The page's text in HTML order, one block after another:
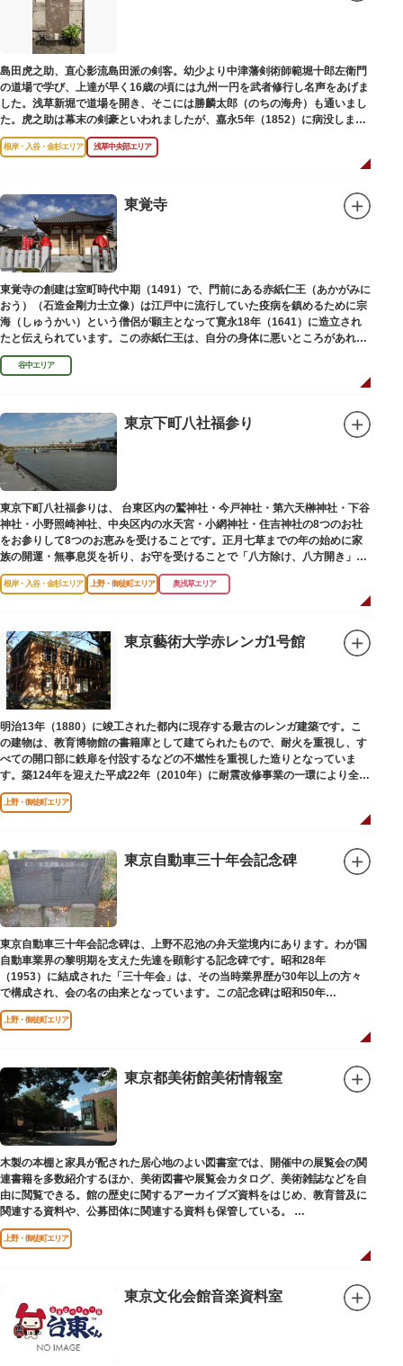
島田虎之助、直心影流島田派の剣客。幼少より中津藩剣術師範堀十郎左衛門
の道場で学び、上達が早く16歳の頃には九州一円を武者修行し名声をあげま
した。浅草新堀で道場を開き、そこには勝麟太郎（のちの海舟）も通いまし
た。虎之助は幕末の剣豪といわれましたが、嘉永5年（1852）に病没しまし
た。お墓は正定寺（しょうじょうじ）にあります。
根岸・入谷・金杉エリア 浅草中央部エリア
東覚寺
東覚寺の創建は室町時代中期（1491）で、門前にある赤紙仁王（あかがみに
おう）（石造金剛力士立像）は江戸中に流行していた疫病を鎮めるために宗
海（しゅうかい）という僧侶が願主となって寛永18年（1641）に造立され
たと伝えられています。この赤紙仁王は、自分の身体に悪いところがあれ
ば、仁王像の同じところに赤紙を貼ると病気が治ると信仰されています。
谷中エリア
東京下町八社福参り
東京下町八社福参りは、 台東区内の鷲神社・今戸神社・第六天榊神社・下谷
神社・小野照崎神社、中央区内の水天宮・小網神社・住吉神社の8つのお社
をお参りして8つのお恵みを受けることです。正月七草までの年の始めに家
族の開運・無事息災を祈り、お守を受けることで「八方除け、八方開き」に
も通じます。
根岸・入谷・金杉エリア 上野・御徒町エリア 奥浅草エリア
東京藝術大学赤レンガ1号館
明治13年（1880）に竣工された都内に現存する最古のレンガ建築です。こ
の建物は、教育博物館の書籍庫として建てられたもので、耐火を重視し、す
べての開口部に鉄扉を付設するなどの不燃性を重視した造りとなっていま
す。築124年を迎えた平成22年（2010年）に耐震改修事業の一環により全面
改修が施されました。
上野・御徒町エリア
東京自動車三十年会記念碑
東京自動車三十年会記念碑は、上野不忍池の弁天堂境内にあります。わが国
自動車業界の黎明期を支えた先達を顕彰する記念碑です。昭和28年
（1953）に結成された「三十年会」は、その当時業界歴が30年以上の方々
で構成され、会の名の由来となっています。この記念碑は昭和50年
（1975）に同会が建立しました。
上野・御徒町エリア
東京都美術館美術情報室
木製の本棚と家具が配された居心地のよい図書室では、開催中の展覧会の関
連書籍を多数紹介するほか、美術図書や展覧会カタログ、美術雑誌などを自
由に閲覧できる。館の歴史に関するアーカイブズ資料をはじめ、教育普及に
関連する資料や、公募団体に関連する資料も保管している。
（画像提供：東京都美術館）
上野・御徒町エリア
東京文化会館音楽資料室